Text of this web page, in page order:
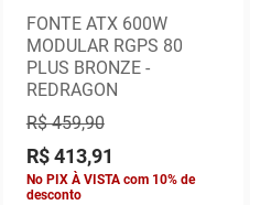
FONTE ATX 600W
MODULAR RGPS 80
PLUS BRONZE -
REDRAGON
R$ 459,90
R$ 413,91
No PIX À VISTA com 10% de
desconto